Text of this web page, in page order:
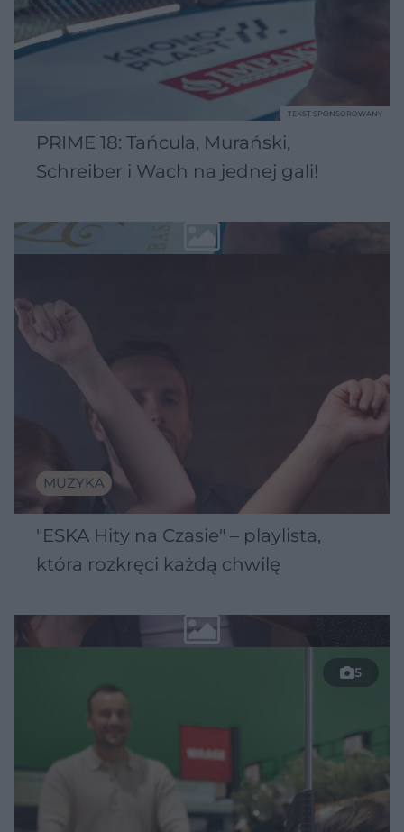
PRIME 18: Tańcula, Murański,
Schreiber i Wach na jednej gali!
TEKST SPONSOROWANY
MUZYKA
"ESKA Hity na Czasie" – playlista,
która rozkręci każdą chwilę
5